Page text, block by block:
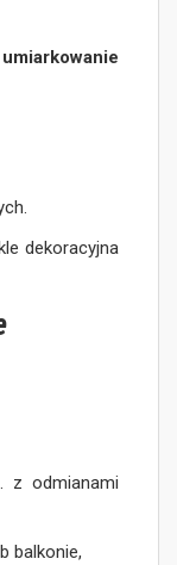
dekoracyjna
z odmianami
balkonie,